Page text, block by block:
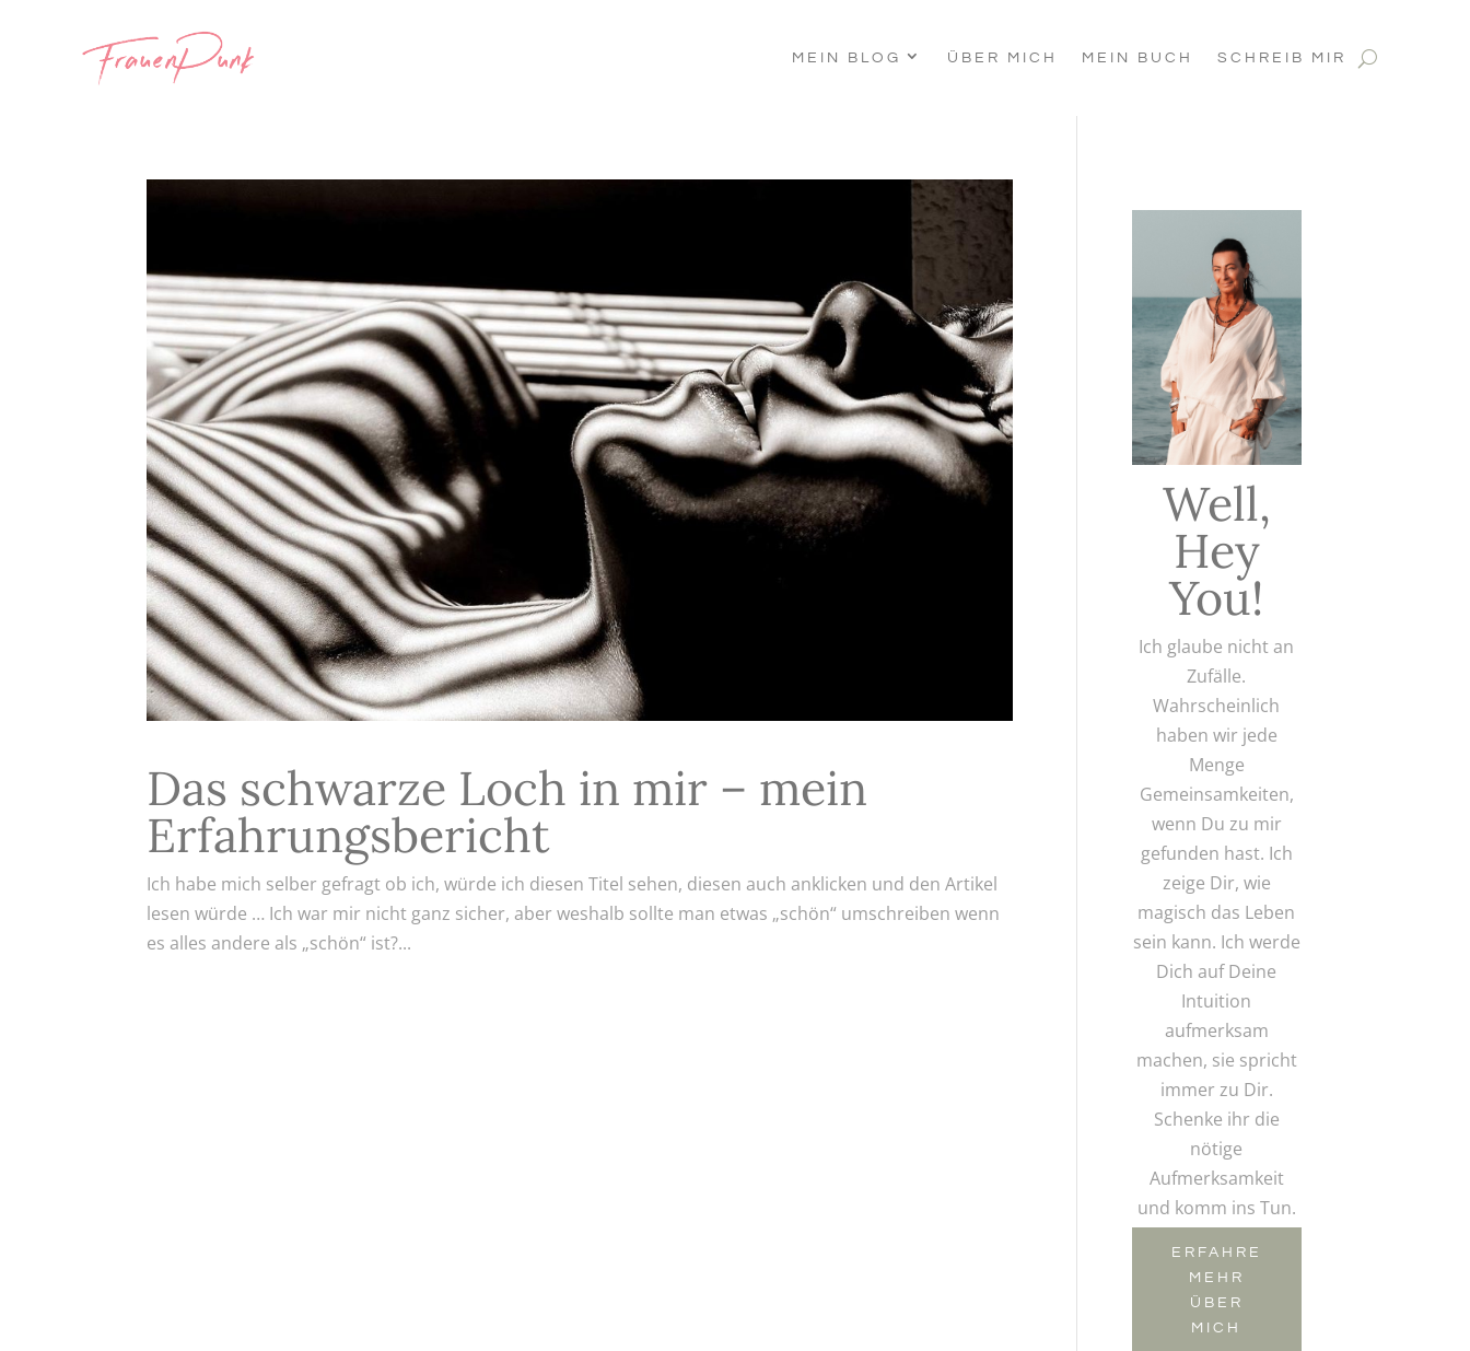
MEIN BLOG ÜBER MICH MEIN BUCH SCHREIB MIR
Das schwarze Loch in mir – mein
Erfahrungsbericht
Ich habe mich selber gefragt ob ich, würde ich diesen Titel sehen, diesen auch anklicken und den Artikel
lesen würde … Ich war mir nicht ganz sicher, aber weshalb sollte man etwas „schön“ umschreiben wenn
es alles andere als „schön“ ist?...
Well,
Hey
You!
Ich glaube nicht an
Zufälle.
Wahrscheinlich
haben wir jede
Menge
Gemeinsamkeiten,
wenn Du zu mir
gefunden hast. Ich
zeige Dir, wie
magisch das Leben
sein kann. Ich werde
Dich auf Deine
Intuition
aufmerksam
machen, sie spricht
immer zu Dir.
Schenke ihr die
nötige
Aufmerksamkeit
und komm ins Tun.
ERFAHRE
MEHR
ÜBER
MICH